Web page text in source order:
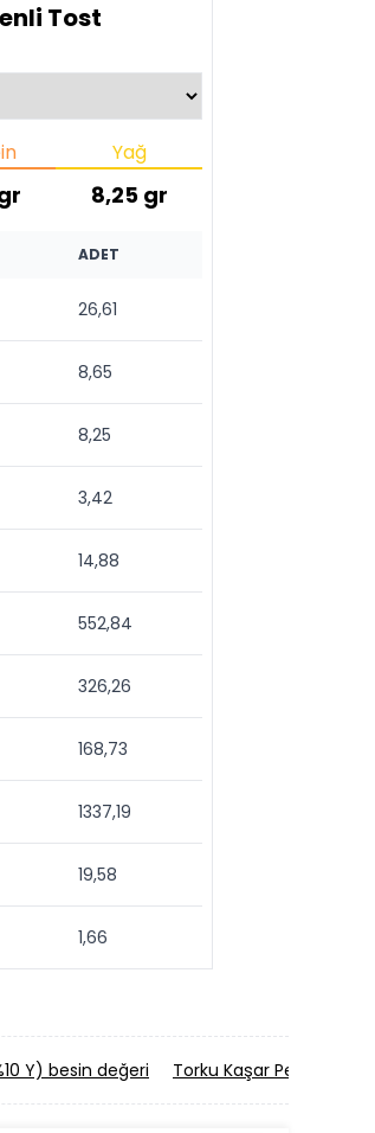
Tost
Yağ
8,25gr
ADET
26,61
8,65
8,25
3,42
14,88
552,84
326,26
168,73
1337,19
19,58
1,66
Y) besin değeri Torku Kaşar Peyniri besin